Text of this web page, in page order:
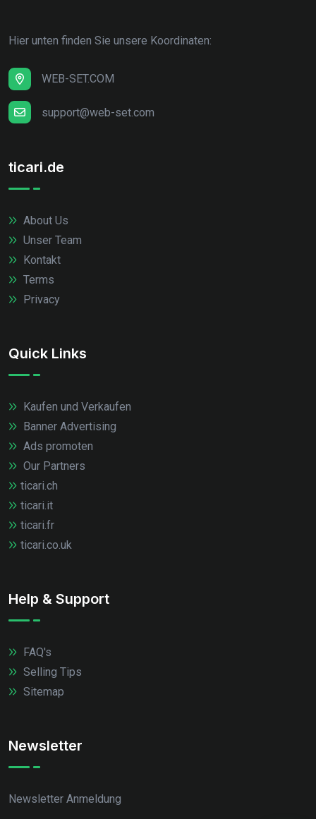
Hier unten finden Sie unsere Koordinaten:
WEB-SET.COM
support@web-set.com
ticari.de
About Us
Unser Team
Kontakt
Terms
Privacy
Quick Links
Kaufen und Verkaufen
Banner Advertising
Ads promoten
Our Partners
ticari.ch
ticari.it
ticari.fr
ticari.co.uk
Help & Support
FAQ's
Selling Tips
Sitemap
Newsletter
Newsletter Anmeldung